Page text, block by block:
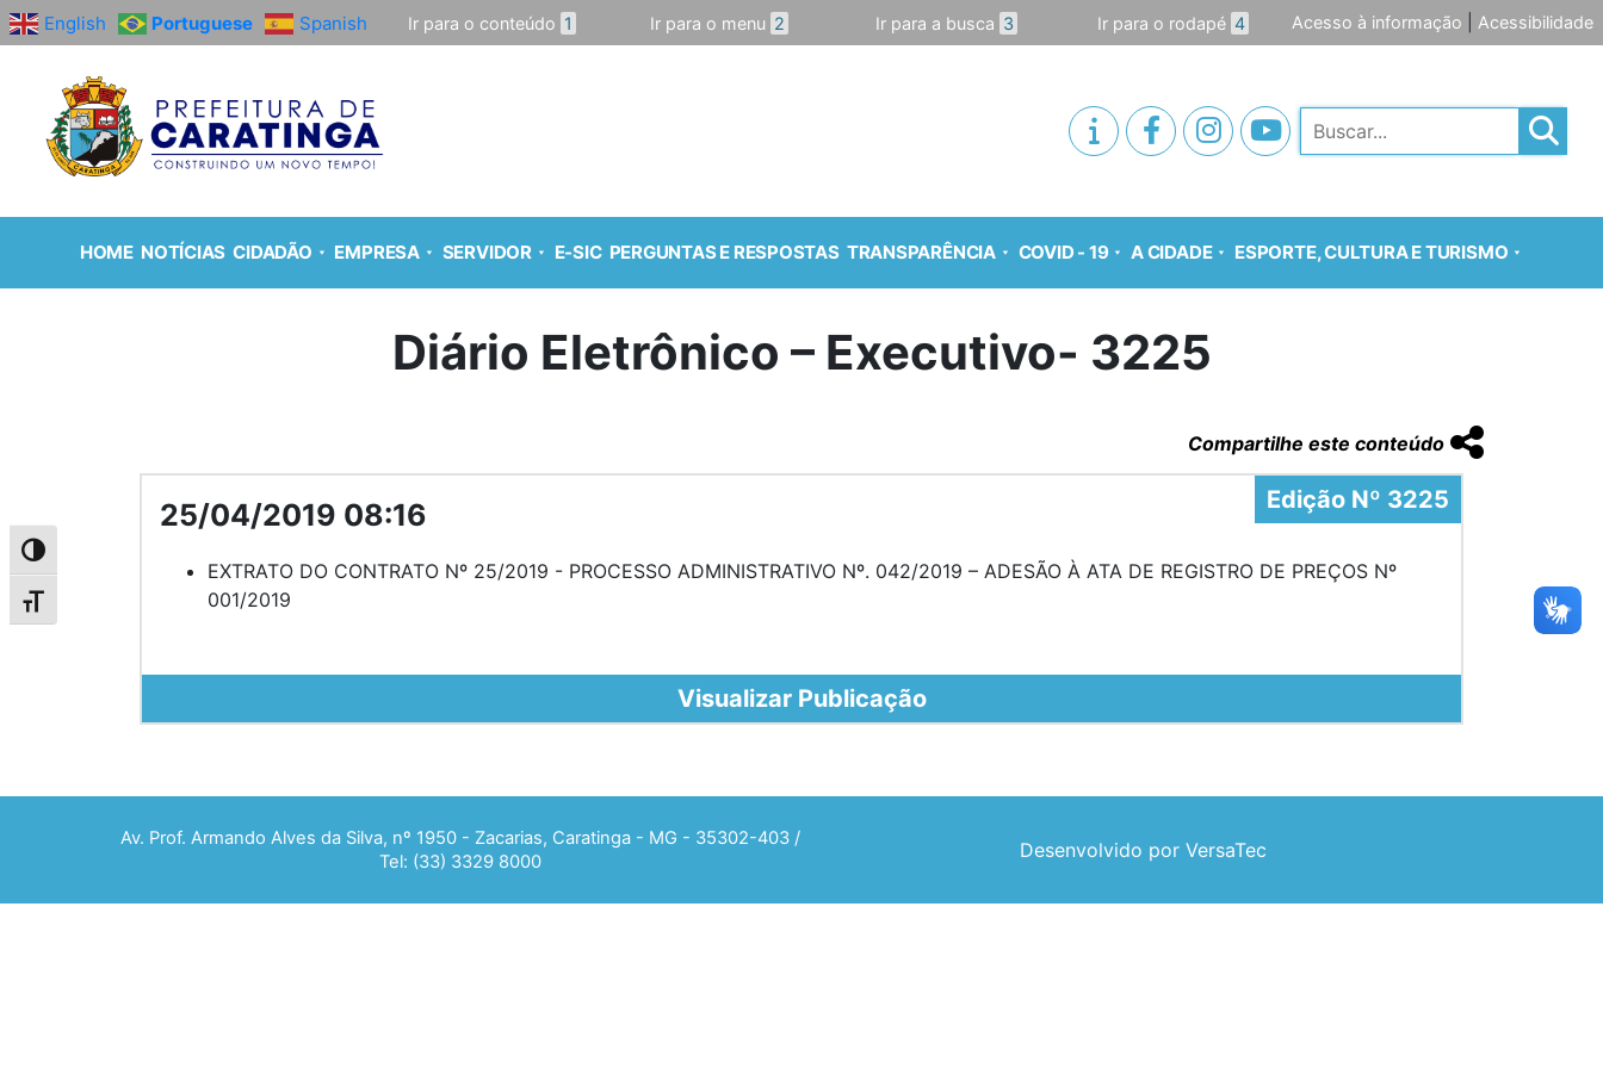
Alternar alto contraste
Alternar tamanho da fonte
English Portuguese Spanish Ir para o conteúdo 1 Ir para o menu 2 Ir para a busca 3 Ir para o rodapé 4 Acesso à informação Acessibilidade
Pesquisar
HOME NOTÍCIAS CIDADÃO EMPRESA SERVIDOR E-SIC PERGUNTAS E RESPOSTAS TRANSPARÊNCIA COVID - 19 A CIDADE ESPORTE, CULTURA E TURISMO
Diário Eletrônico – Executivo- 3225
Compartilhe este conteúdo
Edição Nº 3225
25/04/2019 08:16
EXTRATO DO CONTRATO Nº 25/2019 - PROCESSO ADMINISTRATIVO Nº. 042/2019 – ADESÃO À ATA DE REGISTRO DE PREÇOS Nº
001/2019
Visualizar Publicação
Av. Prof. Armando Alves da Silva, nº 1950 - Zacarias, Caratinga - MG - 35302-403 /
Tel: (33) 3329 8000
Desenvolvido por VersaTec